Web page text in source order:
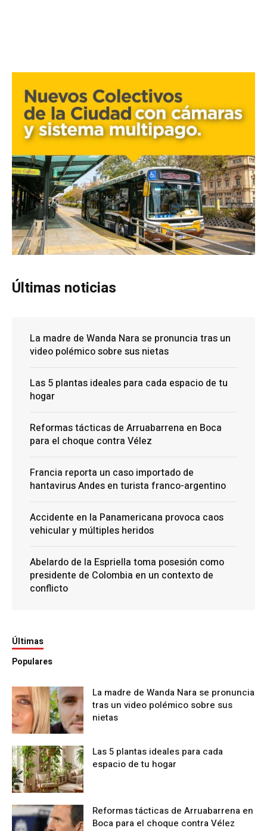
Últimas noticias
La madre de Wanda Nara se pronuncia tras un
video polémico sobre sus nietas
Las 5 plantas ideales para cada espacio de tu
hogar
Reformas tácticas de Arruabarrena en Boca
para el choque contra Vélez
Francia reporta un caso importado de
hantavirus Andes en turista franco-argentino
Accidente en la Panamericana provoca caos
vehicular y múltiples heridos
Abelardo de la Espriella toma posesión como
presidente de Colombia en un contexto de
conflicto
Últimas
Populares
La madre de Wanda Nara se pronuncia
tras un video polémico sobre sus
nietas
Las 5 plantas ideales para cada
espacio de tu hogar
Reformas tácticas de Arruabarrena en
Boca para el choque contra Vélez